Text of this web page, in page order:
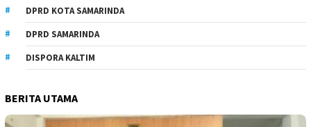
DPRD KOTA SAMARINDA
DPRD SAMARINDA
DISPORA KALTIM
BERITA UTAMA